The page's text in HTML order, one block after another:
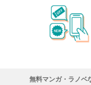
無料マンガ・ラノベ